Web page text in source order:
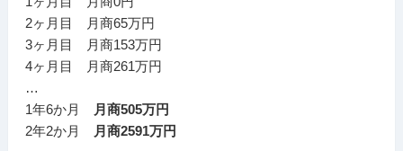
2ヶ月目 月商65万円
3ヶ月目 月商153万円
4ヶ月目 月商261万円
…
1年6か月
月商505万円
2年2か月
月商2591万円